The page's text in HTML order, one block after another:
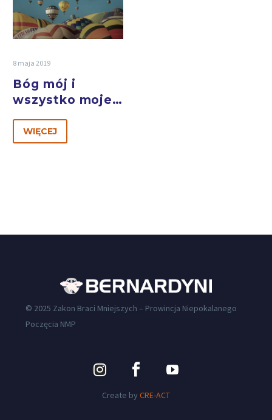
8 maja 2019
Bóg mój i
wszystko moje…
WIĘCEJ
© 2025 Zakon Braci Mniejszych – Prowincja Niepokalanego
Poczęcia NMP
Create by CRE-ACT